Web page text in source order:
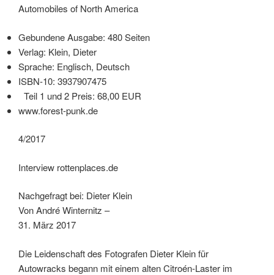
Automobiles of North America
Gebundene Ausgabe: 480 Seiten
Verlag: Klein, Dieter
Sprache: Englisch, Deutsch
ISBN-10: 3937907475
Teil 1 und 2 Preis: 68,00 EUR
www.forest-punk.de
4/2017
Interview rottenplaces.de
Nachgefragt bei: Dieter Klein
Von André Winternitz –
31. März 2017
Die Leidenschaft des Fotografen Dieter Klein für
Autowracks begann mit einem alten Citroén-Laster im